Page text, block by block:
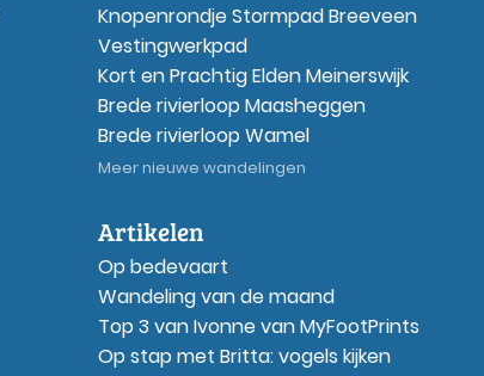
Knopenrondje Stormpad Breeveen
Vestingwerkpad
Kort en Prachtig Elden Meinerswijk
Brede rivierloop Maasheggen
Brede rivierloop Wamel
Meer nieuwe wandelingen
Artikelen
Op bedevaart
Wandeling van de maand
Top 3 van Ivonne van MyFootPrints
Op stap met Britta: vogels kijken